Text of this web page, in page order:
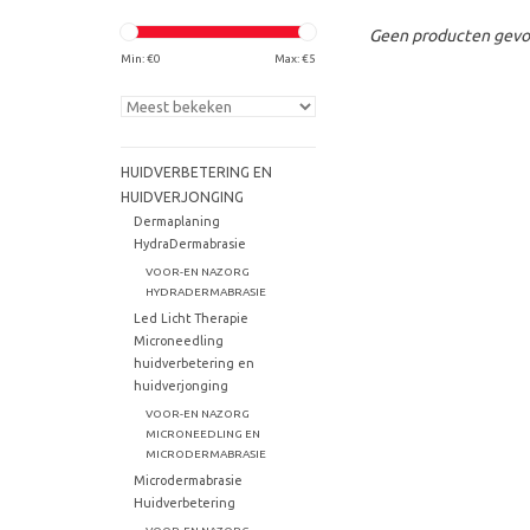
Min: €0 Max: €5
HUIDVERBETERING EN
HUIDVERJONGING
Dermaplaning
HydraDermabrasie
VOOR-EN NAZORG
HYDRADERMABRASIE
Led Licht Therapie
Microneedling
huidverbetering en
huidverjonging
VOOR-EN NAZORG
MICRONEEDLING EN
MICRODERMABRASIE
Microdermabrasie
Huidverbetering
Geen producten